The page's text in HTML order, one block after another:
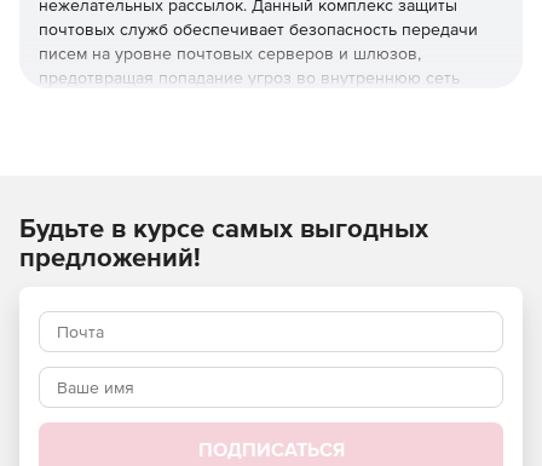
нежелательных рассылок. Данный комплекс защиты
почтовых служб обеспечивает безопасность передачи
писем на уровне почтовых серверов и шлюзов,
предотвращая попадание угроз во внутреннюю сеть
Преимущества Dr.Web Mail
Security Suite
Возможность использования в организациях,
требующих повышенного уровня безопасности –
продукт полностью отвечает требованиям
сертификатами соответствия ФСТЭК России и ФСБ.
Большие возможности по установке и тонкой
Будьте в курсе самых выгодных
предложений!
ПОДПИСАТЬСЯ